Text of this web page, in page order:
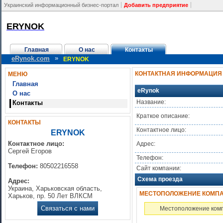
Украинский информационный бизнес-портал Добавить предприятие
ERYNOK
Главная О нас Контакты
eRynok.com » ERYNOK
МЕНЮ
Главная
О нас
Контакты
КОНТАКТЫ
ERYNOK
Контактное лицо:
Сергей Егоров
Телефон: 80502216558
Адрес:
Украина, Харьковская область,
Харьков, пр. 50 Лет ВЛКСМ
Связаться с нами
КОНТАКТНАЯ ИНФОРМАЦИЯ
eRynok
Название:
Краткое описание:
Контактное лицо:
Адрес:
Телефон:
Сайт компании:
Схема проезда
МЕСТОПОЛОЖЕНИЕ
Местоположение